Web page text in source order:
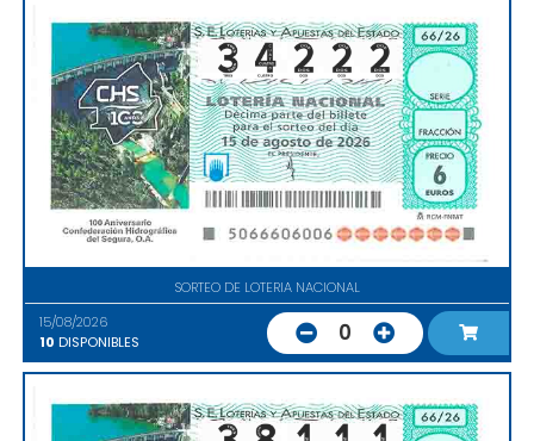
SORTEO DE LOTERIA NACIONAL
15/08/2026
10 DISPONIBLES 0